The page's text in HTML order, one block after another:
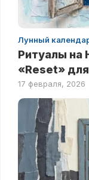
Лунный
Ритуалы на
«Reset»
17 февраля, 2026